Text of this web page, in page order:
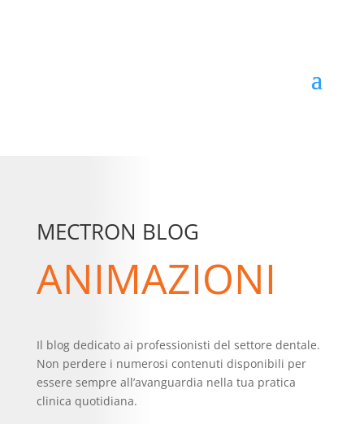
MECTRON BLOG
ANIMAZIONI
Il blog dedicato ai professionisti del settore dentale.
Non perdere i numerosi contenuti disponibili per
essere sempre all’avanguardia nella tua pratica
clinica quotidiana.